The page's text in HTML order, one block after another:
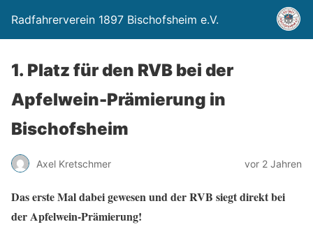
Radfahrerverein 1897 Bischofsheim e.V.
1. Platz für den RVB bei der
Apfelwein-Prämierung in
Bischofsheim
Axel Kretschmer vor 2 Jahren
Das erste Mal dabei gewesen und der RVB siegt direkt bei
der Apfelwein-Prämierung!